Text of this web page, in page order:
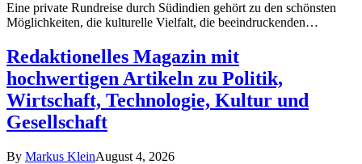
Eine private Rundreise durch Südindien gehört zu den schönsten
Möglichkeiten, die kulturelle Vielfalt, die beeindruckenden…
Redaktionelles Magazin mit
hochwertigen Artikeln zu Politik,
Wirtschaft, Technologie, Kultur und
Gesellschaft
By Markus KleinAugust 4, 2026